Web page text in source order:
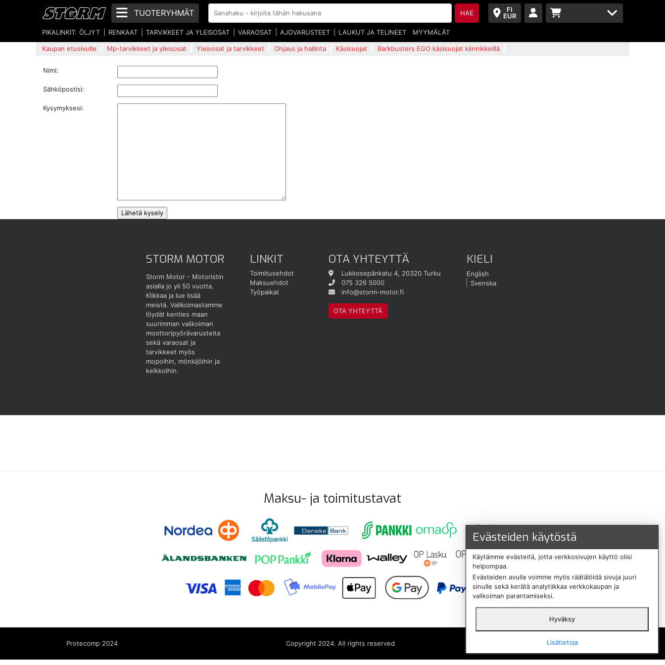
FI
EUR
TUOTERYHMÄT HAE
PIKALINKIT: ÖLJYT RENKAAT TARVIKKEET JA YLEISOSAT VARAOSAT AJOVARUSTEET LAUKUT JA TELINEET MYYMÄLÄT
Kaupan etusivulle Mp-tarvikkeet ja yleisosat Yleisosat ja tarvikkeet Ohjaus ja hallinta Käsisuojat Barkbusters EGO käsisuojat kiinnikkeillä
Nimi:
Sähköpostisi:
Kysymyksesi:
STORM MOTOR
Storm Motor - Motoristin
asialla jo yli 50 vuotta.
Klikkaa ja lue lisää
meistä. Valikoimastamme
löydät kenties maan
suurimman valikoiman
moottoripyörävarusteita
sekä varaosat ja
tarvikkeet myös
mopoihin, mönkijöihin ja
kelkkoihin.
LINKIT
Toimitusehdot
Maksuehdot
Työpaikat
OTA YHTEYTTÄ
Lukkosepänkatu 4, 20320 Turku
075 326 5000
info@storm-motor.fi
OTA YHTEYTTÄ
KIELI
English
Svenska
Maksu- ja toimitustavat
Protecomp 2024 Copyright 2024. All rights reserved
Svenska
Evästeiden käytöstä
Käytämme evästeitä, jotta verkkosivujen käyttö olisi
helpompaa.
Evästeiden avulla voimme myös räätälöidä sivuja juuri
sinulle sekä kerätä analytiikkaa verkkokaupan ja
valikoiman parantamiseksi.
Hyväksy
Lisätietoja